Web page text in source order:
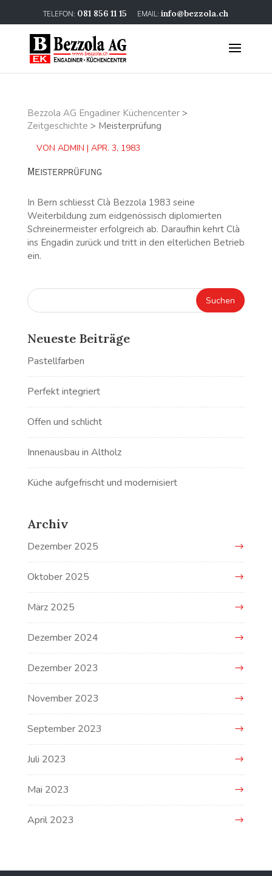
081 856 11 15 info@bezzola.ch
Bezzola AG Engadiner Küchencenter>
Zeitgeschichte > Meisterprüfung
VON ADMIN | APR. 3, 1983
Meisterprüfung
In Bern schliesst Clà Bezzola 1983 seine
Weiterbildung zum eidgenössisch diplomierten
Schreinermeister erfolgreich ab. Daraufhin kehrt Clà
ins Engadin zurück und tritt in den elterlichen Betrieb
ein.
Neueste Beiträge
Pastellfarben
Perfekt integriert
Offen und schlicht
Innenausbau in Altholz
Küche aufgefrischt und modernisiert
Archiv
Dezember 2025
Oktober 2025
März 2025
Dezember 2024
Dezember 2023
November 2023
September 2023
Juli 2023
Mai 2023
April 2023